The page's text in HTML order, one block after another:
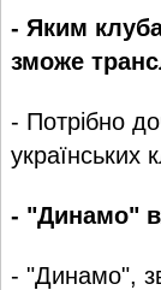
- Яким
зможе
- Потрібно
українських
- "Динамо"
- "Динамо",